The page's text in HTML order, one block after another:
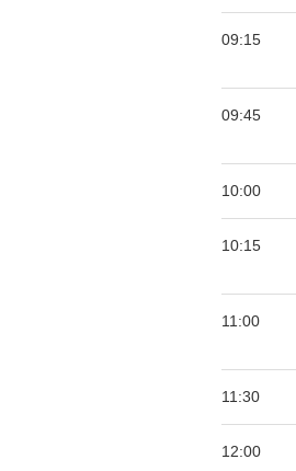
09:15
09:45
10:00
10:15
11:00
11:30
12:00